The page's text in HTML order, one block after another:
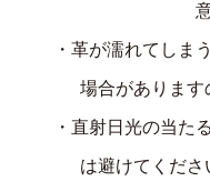
・革が濡れてしま
場合があります
・直射日光の当た
は避けてくださ